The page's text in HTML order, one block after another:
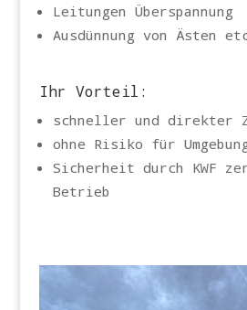
Leitungen Überspannung
Ausdünnung von Ästen
Ihr Vorteil:
schneller und direkter
ohne Risiko für
Sicherheit durch KWF
Betrieb